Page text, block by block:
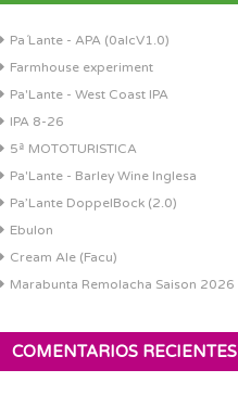
Pa´Lante - APA (0alcV1.0)
Farmhouse experiment
Pa'Lante - West Coast IPA
IPA 8-26
5ª MOTOTURISTICA
Pa'Lante - Barley Wine Inglesa
Pa’Lante DoppelBock (2.0)
Ebulon
Cream Ale (Facu)
Marabunta Remolacha Saison 2026
COMENTARIOS RECIENTES